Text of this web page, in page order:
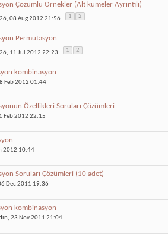
Çözümlü Örnekler (Alt kümeler Ayrıntılı)
, 08 Aug 2012 21:56 1 2
Permütasyon
, 11 Jul 2012 22:23 1 2
kombinasyon
Feb 2012 01:44
Özellikleri Soruları Çözümleri
Feb 2012 22:15
2012 10:44
Soruları Çözümleri (10 adet)
Dec 2011 19:36
kombinasyon
, 23 Nov 2011 21:04